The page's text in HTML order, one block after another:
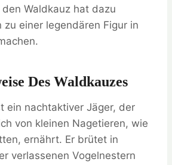
Waldkauz hat dazu
zu einer legendären Figur in
Des Waldkauzes
ein nachtaktiver Jäger, der
von kleinen Nagetieren, wie
ernährt. Er brütet in
verlassenen Vogelnestern